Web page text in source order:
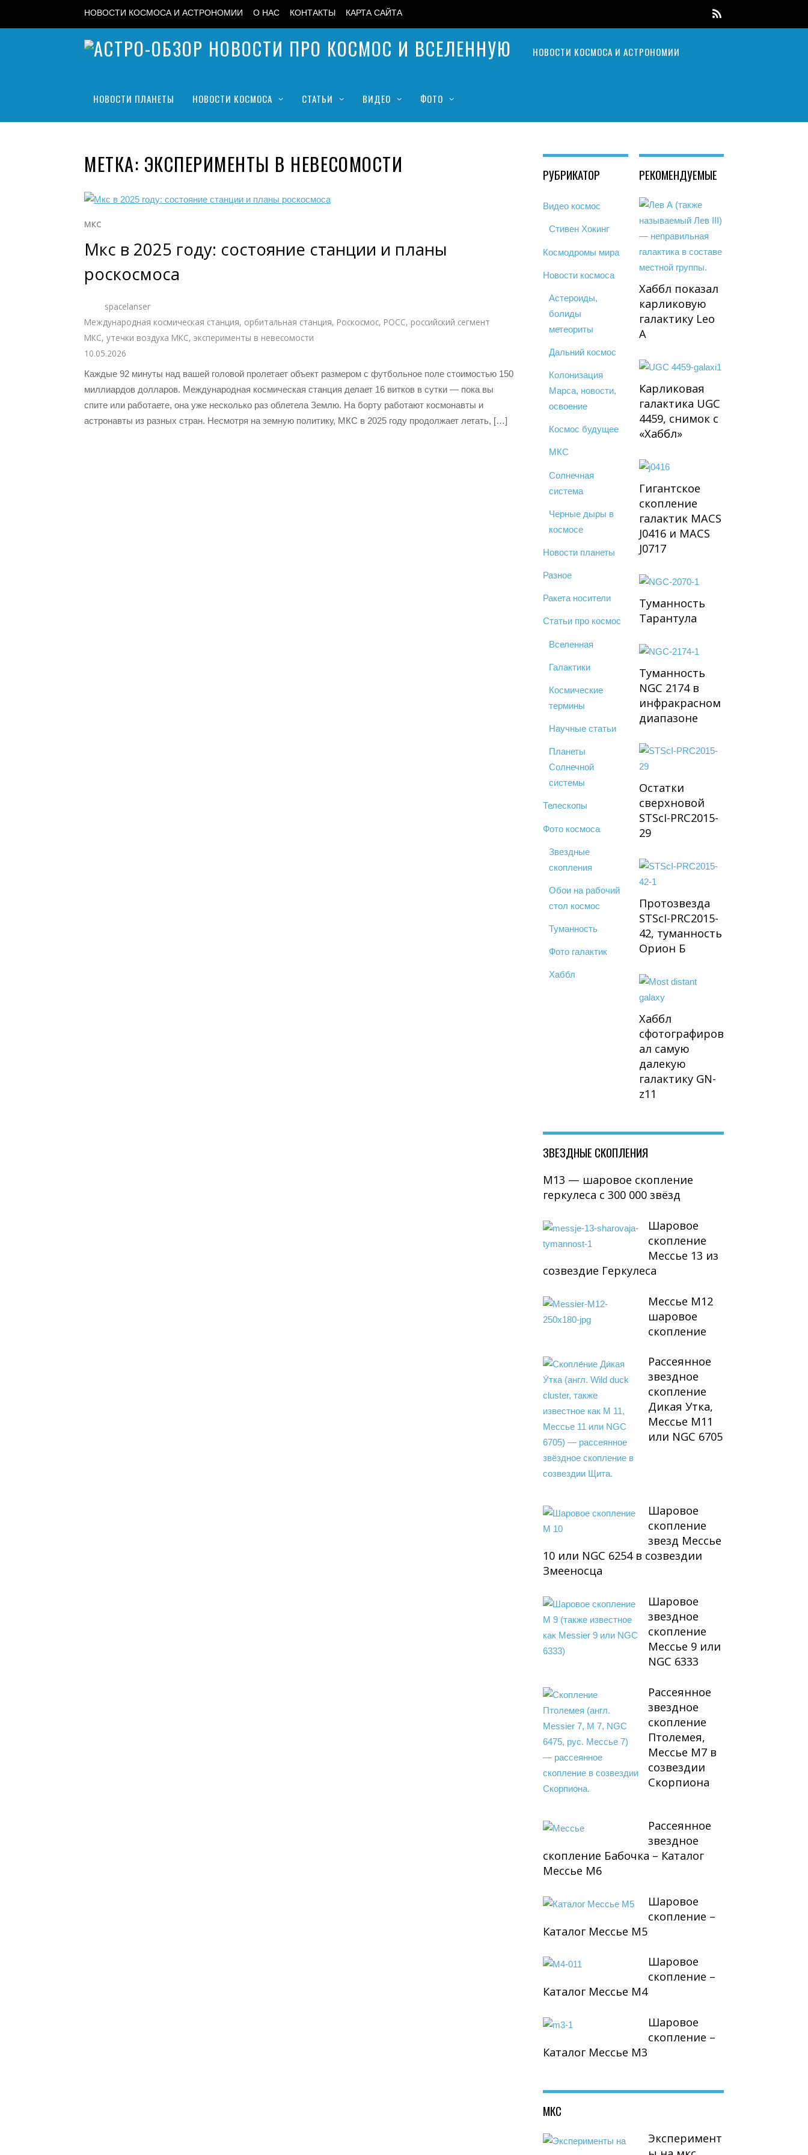
НОВОСТИ КОСМОСА И АСТРОНОМИИ О НАС КОНТАКТЫ КАРТА САЙТА
НОВОСТИ КОСМОСА И АСТРОНОМИИ
НОВОСТИ ПЛАНЕТЫ НОВОСТИ КОСМОСА СТАТЬИ ВИДЕО ФОТО
МЕТКА: ЭКСПЕРИМЕНТЫ В НЕВЕСОМОСТИ
МКС
Мкс в 2025 году: состояние станции и планы
роскосмоса
spacelanser
Международная космическая станция, орбитальная станция, Роскосмос, РОСС, российский сегмент
МКС, утечки воздуха МКС, эксперименты в невесомости
10.05.2026
Каждые 92 минуты над вашей головой пролетает объект размером с футбольное поле стоимостью 150
миллиардов долларов. Международная космическая станция делает 16 витков в сутки — пока вы
спите или работаете, она уже несколько раз облетела Землю. На борту работают космонавты и
астронавты из разных стран. Несмотря на земную политику, МКС в 2025 году продолжает летать, […]
РУБРИКАТОР
Видео космос
Стивен Хокинг
Космодромы мира
Новости космоса
Астероиды,
болиды
метеориты
Дальний космос
Колонизация
Марса, новости,
освоение
Космос будущее
МКС
Солнечная
система
Черные дыры в
космосе
Новости планеты
Разное
Ракета носители
Статьи про космос
Вселенная
Галактики
Космические
термины
Научные статьи
Планеты
Солнечной
системы
Телескопы
Фото космоса
Звездные
скопления
Обои на рабочий
стол космос
Туманность
Фото галактик
Хаббл
РЕКОМЕНДУЕМЫЕ
Хаббл показал
карликовую
галактику Leo
A
Карликовая
галактика UGC
4459, снимок с
«Хаббл»
Гигантское
скопление
галактик MACS
J0416 и MACS
J0717
Туманность
Тарантула
Туманность
NGC 2174 в
инфракрасном
диапазоне
Остатки
сверхновой
STScI-PRC2015-
29
Протозвезда
STScI-PRC2015-
42, туманность
Орион Б
Хаббл
сфотографиров
ал самую
далекую
галактику GN-
z11
ЗВЕЗДНЫЕ СКОПЛЕНИЯ
М13 — шаровое скопление
геркулеса с 300 000 звёзд
Шаровое
скопление
Мессье 13 из
созвездие Геркулеса
Мессье М12
шаровое
скопление
Рассеянное
звездное
скопление
Дикая Утка,
Мессье М11
или NGC 6705
Шаровое
скопление
звезд Мессье
10 или NGC 6254 в созвездии
Змееносца
Шаровое
звездное
скопление
Мессье 9 или
NGC 6333
Рассеянное
звездное
скопление
Птолемея,
Мессье М7 в
созвездии
Скорпиона
Рассеянное
звездное
скопление Бабочка – Каталог
Мессье М6
Шаровое
скопление –
Каталог Мессье М5
Шаровое
скопление –
Каталог Мессье М4
Шаровое
скопление –
Каталог Мессье М3
МКС
Эксперимент